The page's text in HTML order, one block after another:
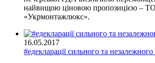
найвищою ціновою пропозицією –
«Укрмонтажлюкс».
16.05.2017
#едекларації сильного та